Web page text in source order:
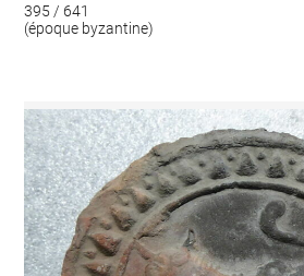
395 / 641
(époque byzantine)